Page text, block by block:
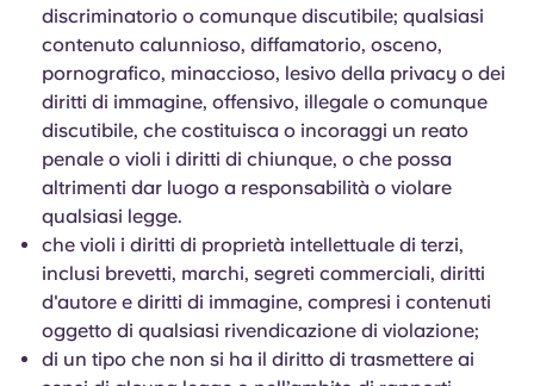
discriminatorio o comunque discutibile; qualsiasi
contenuto calunnioso, diffamatorio, osceno,
pornografico, minaccioso, lesivo della privacy o dei
diritti di immagine, offensivo, illegale o comunque
discutibile, che costituisca o incoraggi un reato
penale o violi i diritti di chiunque, o che possa
altrimenti dar luogo a responsabilità o violare
qualsiasi legge.
che violi i diritti di proprietà intellettuale di terzi,
inclusi brevetti, marchi, segreti commerciali, diritti
d'autore e diritti di immagine, compresi i contenuti
oggetto di qualsiasi rivendicazione di violazione;
di un tipo che non si ha il diritto di trasmettere ai